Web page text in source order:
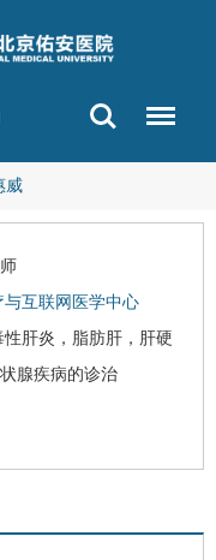
威
与互联网医学中心
性肝炎 ， 脂肪肝 ， 肝硬
腺疾病的诊治